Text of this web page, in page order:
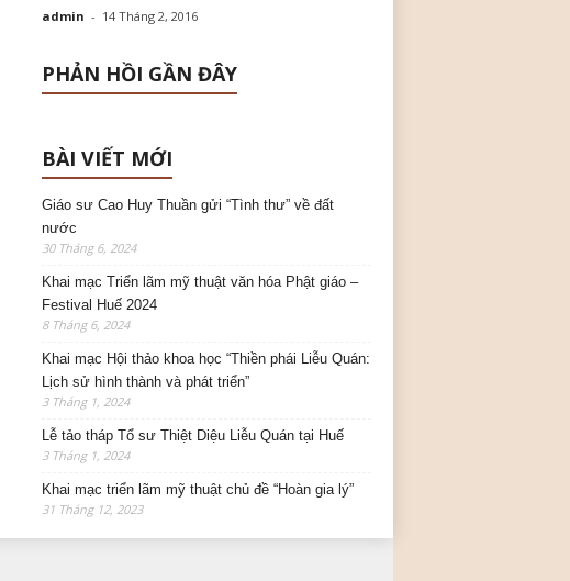
admin - 14 Tháng 2, 2016
PHẢN HỒI GẦN ĐÂY
BÀI VIẾT MỚI
Giáo sư Cao Huy Thuần gửi “Tình thư” về đất
nước
30 Tháng 6, 2024
Khai mạc Triển lãm mỹ thuật văn hóa Phật giáo –
Festival Huế 2024
8 Tháng 6, 2024
Khai mạc Hội thảo khoa học “Thiền phái Liễu Quán:
Lịch sử hình thành và phát triển”
3 Tháng 1, 2024
Lễ tảo tháp Tổ sư Thiệt Diệu Liễu Quán tại Huế
3 Tháng 1, 2024
Khai mạc triển lãm mỹ thuật chủ đề “Hoàn gia lý”
31 Tháng 12, 2023